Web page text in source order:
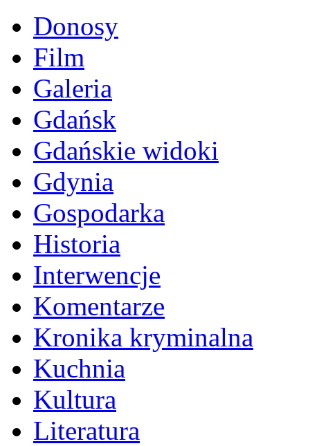
Donosy
Film
Galeria
Gdańsk
Gdańskie widoki
Gdynia
Gospodarka
Historia
Interwencje
Komentarze
Kronika kryminalna
Kuchnia
Kultura
Literatura